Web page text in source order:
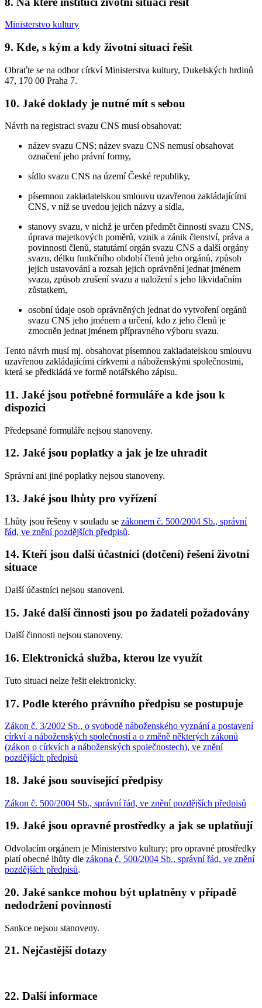
Ministerstvo kultury
9. Kde, s kým a kdy životní situaci řešit
Obraťte se na odbor církví Ministerstva kultury, Dukelských hrdinů
47, 170 00 Praha 7.
10. Jaké doklady je nutné mít s sebou
Návrh na registraci svazu CNS musí obsahovat:
název svazu CNS; název svazu CNS nemusí obsahovat
označení jeho právní formy,
sídlo svazu CNS na území České republiky,
písemnou zakladatelskou smlouvu uzavřenou zakládajícími
CNS, v níž se uvedou jejich názvy a sídla,
stanovy svazu, v nichž je určen předmět činnosti svazu CNS,
úprava majetkových poměrů, vznik a zánik členství, práva a
povinnosti členů, statutární orgán svazu CNS a další orgány
svazu, délku funkčního období členů jeho orgánů, způsob
jejich ustavování a rozsah jejich oprávnění jednat jménem
svazu, způsob zrušení svazu a naložení s jeho likvidačním
zůstatkem,
osobní údaje osob oprávněných jednat do vytvoření orgánů
svazu CNS jeho jménem a určení, kdo z jeho členů je
zmocněn jednat jménem přípravného výboru svazu.
Tento návrh musí mj. obsahovat písemnou zakladatelskou smlouvu
uzavřenou zakládajícími církvemi a náboženskými společnostmi,
která se předkládá ve formě notářského zápisu.
11. Jaké jsou potřebné formuláře a kde jsou k
dispozici
Předepsané formuláře nejsou stanoveny.
12. Jaké jsou poplatky a jak je lze uhradit
Správní ani jiné poplatky nejsou stanoveny.
13. Jaké jsou lhůty pro vyřízení
Lhůty jsou řešeny v souladu se zákonem č. 500/2004 Sb., správní
řád, ve znění pozdějších předpisů.
14. Kteří jsou další účastníci (dotčení) řešení životní
situace
Další účastníci nejsou stanoveni.
15. Jaké další činnosti jsou po žadateli požadovány
Další činnosti nejsou stanoveny.
16. Elektronická služba, kterou lze využít
Tuto situaci nelze řešit elektronicky.
17. Podle kterého právního předpisu se postupuje
Zákon č. 3/2002 Sb., o svobodě náboženského vyznání a postavení
církví a náboženských společností a o změně některých zákonů
(zákon o církvích a náboženských společnostech), ve znění
pozdějších předpisů
18. Jaké jsou související předpisy
Zákon č. 500/2004 Sb., správní řád, ve znění pozdějších předpisů
19. Jaké jsou opravné prostředky a jak se uplatňují
Odvolacím orgánem je Ministerstvo kultury; pro opravné prostředky
platí obecné lhůty dle zákona č. 500/2004 Sb., správní řád, ve znění
pozdějších předpisů.
20. Jaké sankce mohou být uplatněny v případě
nedodržení povinností
Sankce nejsou stanoveny.
21. Nejčastější dotazy
22. Další informace